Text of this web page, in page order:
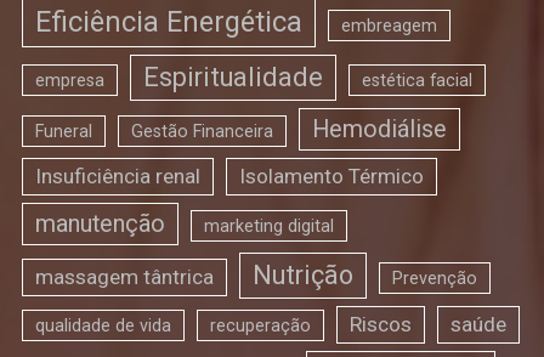
Eficiência Energética embreagem
empresa Espiritualidade estética facial
Funeral Gestão Financeira Hemodiálise
Insuficiência renal Isolamento Térmico
manutenção marketing digital
massagem tântrica Nutrição Prevenção
qualidade de vida recuperação Riscos saúde